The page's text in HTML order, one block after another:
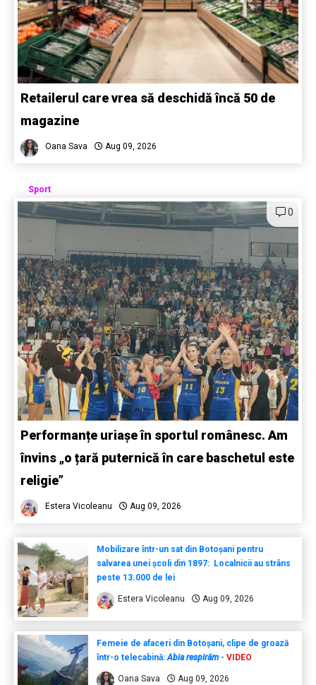
Retailerul care vrea să deschidă încă 50 de
magazine
Oana Sava Aug 09, 2026
Sport
0
Performanțe uriașe în sportul românesc. Am
învins „o țară puternică în care baschetul este
religie”
Estera Vicoleanu Aug 09, 2026
Mobilizare într-un sat din Botoșani pentru
salvarea unei școli din 1897: Localnicii au strâns
peste 13.000 de lei
Estera Vicoleanu Aug 09, 2026
Femeie de afaceri din Botoșani, clipe de groază
într-o telecabină:Abia respirăm - VIDEO
Oana Sava Aug 09, 2026